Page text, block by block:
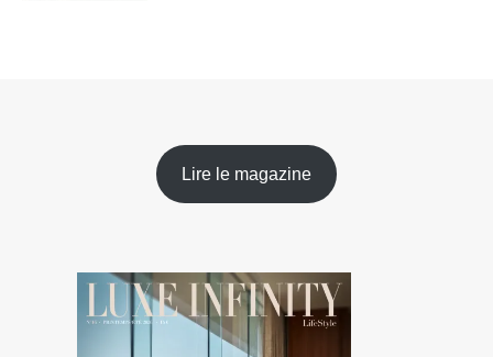
Lire le magazine